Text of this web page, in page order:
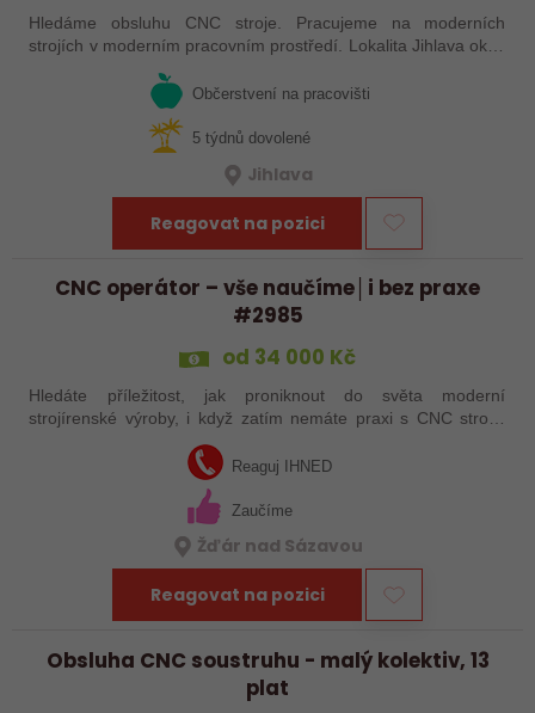
Hledáme obsluhu CNC stroje. Pracujeme na moderních
strojích v moderním pracovním prostředí. Lokalita Jihlava okolí
Občerstvení na pracovišti
5 týdnů dovolené
Jihlava
Reagovat na pozici
CNC operátor – vše naučíme│i bez praxe
#2985
od 34 000 Kč
Hledáte příležitost, jak proniknout do světa moderní
strojírenské výroby, i když zatím nemáte praxi s CNC stroji?
Jsme Sanborn stabilní firma s dlouholetou tradicí a moderním
strojním vybavením.…
Reaguj IHNED
Zaučíme
Žďár nad Sázavou
Reagovat na pozici
Obsluha CNC soustruhu - malý kolektiv, 13
plat